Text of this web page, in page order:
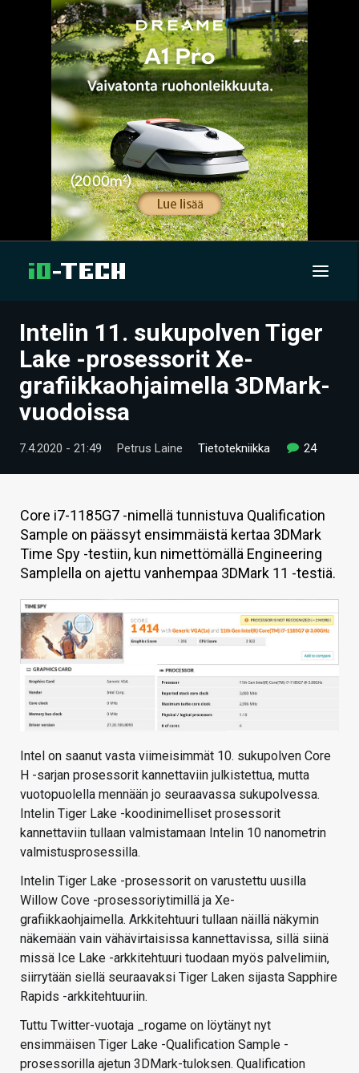
UUTISET
ARTIKKELIT
VIDEOT
TECHBBS
HINTA.FI
KAUPPA
VAIHDA TEEMA
HAKU
Intelin 11. sukupolven Tiger
Lake -prosessorit Xe-
grafiikkaohjaimella 3DMark-
vuodoissa
7.4.2020 - 21:49 Petrus Laine Tietotekniikka 24
Core i7-1185G7 -nimellä tunnistuva Qualification
Sample on päässyt ensimmäistä kertaa 3DMark
Time Spy -testiin, kun nimettömällä Engineering
Samplella on ajettu vanhempaa 3DMark 11 -testiä.
Intel on saanut vasta viimeisimmät 10. sukupolven Core
H -sarjan prosessorit kannettaviin julkistettua, mutta
vuotopuolella mennään jo seuraavassa sukupolvessa.
Intelin Tiger Lake -koodinimelliset prosessorit
kannettaviin tullaan valmistamaan Intelin 10 nanometrin
valmistusprosessilla.
Intelin Tiger Lake -prosessorit on varustettu uusilla
Willow Cove -prosessoriytimillä ja Xe-
grafiikkaohjaimella. Arkkitehtuuri tullaan näillä näkymin
näkemään vain vähävirtaisissa kannettavissa, sillä siinä
missä Ice Lake -arkkitehtuuri tuodaan myös palvelimiin,
siirrytään siellä seuraavaksi Tiger Laken sijasta Sapphire
Rapids -arkkitehtuuriin.
Tuttu Twitter-vuotaja _rogame on löytänyt nyt
ensimmäisen Tiger Lake -Qualification Sample -
prosessorilla ajetun 3DMark-tuloksen. Qualification